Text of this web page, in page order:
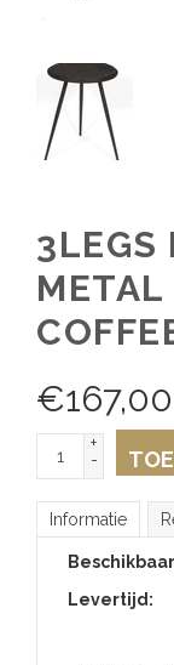
3LEGS
METAL
€167,00
+
-
Informatie
Levertijd: